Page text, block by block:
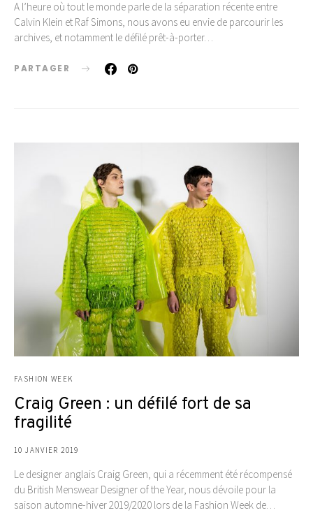
A l’heure où tout le monde parle de la séparation récente entre
Calvin Klein et Raf Simons, nous avons eu envie de parcourir les
archives, et notamment le défilé prêt-à-porter…
PARTAGER
FASHION WEEK
Craig Green : un défilé fort de sa
fragilité
10 JANVIER 2019
Le designer anglais Craig Green, qui a récemment été récompensé
du British Menswear Designer of the Year‎, nous dévoile pour la
saison automne-hiver 2019/2020 lors de la Fashion Week de…